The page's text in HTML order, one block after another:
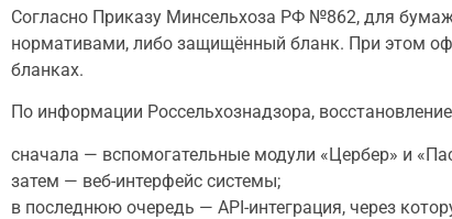
Согласно Приказу Минсельхоза РФ №862, для
нормативами, либо защищённый бланк. При этом
бланках.
По информации Россельхознадзора,
сначала — вспомогательные модули «Цербер» и
затем — веб-интерфейс системы;
в последнюю очередь — API-интеграция, через